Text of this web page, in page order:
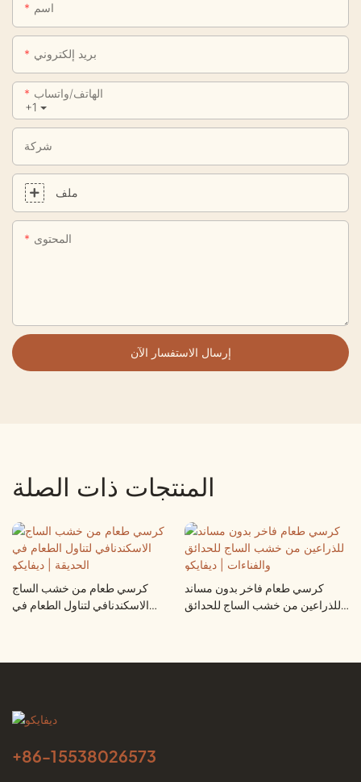
اسم
بريد إلكتروني
+1
الهاتف/واتساب
شركة
ملف
المحتوى
إرسال الاستفسار الآن
المنتجات ذات الصلة
كرسي طعام من خشب الساج
الاسكندنافي لتناول الطعام في
كرسي طعام فاخر بدون مساند
للذراعين من خشب الساج للحدائق
+86-15538026573